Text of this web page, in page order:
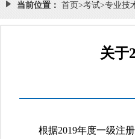
当前位置： 首页>考试>专业技
关于
根据2019年度一级注